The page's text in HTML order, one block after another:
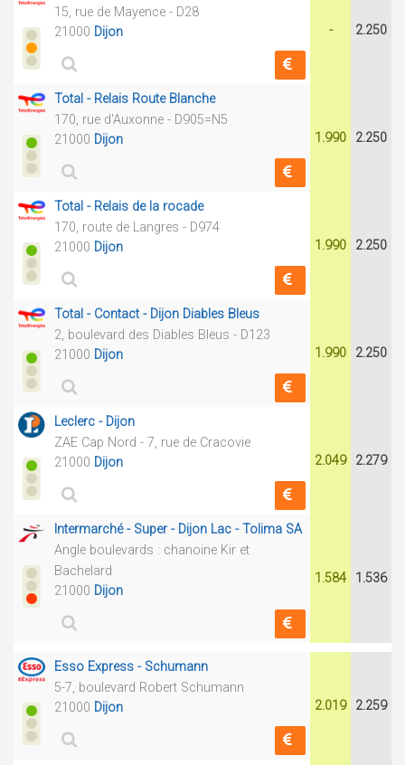
15, rue de Mayence - D28
21000 Dijon - 2.250
Total - Relais Route Blanche
170, rue d'Auxonne - D905=N5
21000 Dijon 1.990 2.250
Total - Relais de la rocade
170, route de Langres - D974
21000 Dijon 1.990 2.250
Total - Contact - Dijon Diables Bleus
2, boulevard des Diables Bleus - D123
21000 Dijon 1.990 2.250
Leclerc - Dijon
ZAE Cap Nord - 7, rue de Cracovie
21000 Dijon 2.049 2.279
Intermarché - Super - Dijon Lac - Tolima SA
Angle boulevards : chanoine Kir et
Bachelard
21000 Dijon
1.584 1.536
Esso Express - Schumann
5-7, boulevard Robert Schumann
21000 Dijon 2.019 2.259